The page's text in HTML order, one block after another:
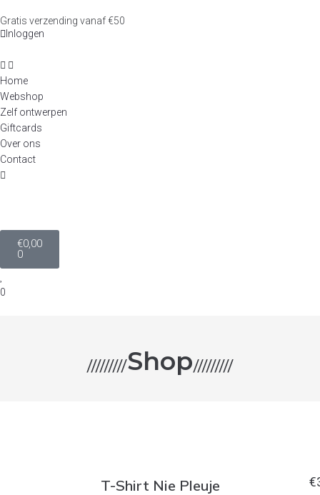
Gratis verzending vanaf €50
Inloggen
Home
Webshop
Zelf ontwerpen
Giftcards
Over ons
Contact
€0,00
0
0
/////////Shop/////////
T-Shirt Nie Pleuje €